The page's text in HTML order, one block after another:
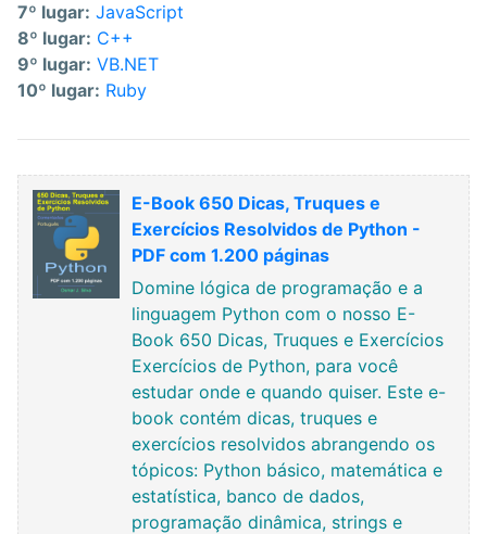
7º lugar: JavaScript
8º lugar: C++
9º lugar: VB.NET
10º lugar: Ruby
E-Book 650 Dicas, Truques e
Exercícios Resolvidos de Python -
PDF com 1.200 páginas
Domine lógica de programação e a
linguagem Python com o nosso E-
Book 650 Dicas, Truques e Exercícios
Exercícios de Python, para você
estudar onde e quando quiser. Este e-
book contém dicas, truques e
exercícios resolvidos abrangendo os
tópicos: Python básico, matemática e
estatística, banco de dados,
programação dinâmica, strings e